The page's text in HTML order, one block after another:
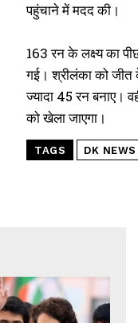
पहुंचाने में मदद की।
163 रन के लक्ष्य का
गई। श्रीलंका को
ज्यादा 45 रन बनाए।
को खेला जाएगा।
TAGS DK NEWS